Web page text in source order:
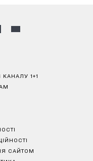
1+1
САЙТОМ